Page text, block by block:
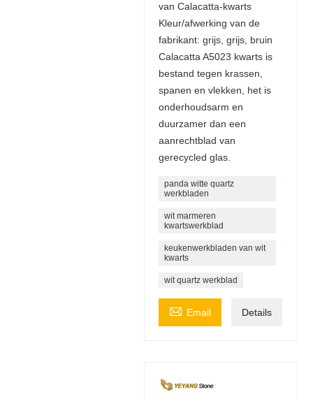
van Calacatta-kwarts
Kleur/afwerking van de
fabrikant: grijs, grijs, bruin
Calacatta A5023 kwarts is
bestand tegen krassen,
spanen en vlekken, het is
onderhoudsarm en
duurzamer dan een
aanrechtblad van
gerecycled glas.
panda witte quartz
werkbladen
wit marmeren
kwartswerkblad
keukenwerkbladen van wit
kwarts
wit quartz werkblad
 Email Details